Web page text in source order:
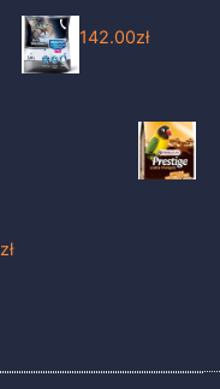
142.00zł
zł